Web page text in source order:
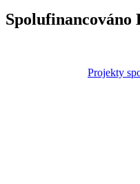
Spolufinancováno
Projekty